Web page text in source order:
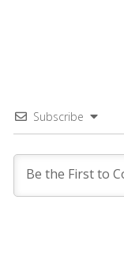
Subscribe